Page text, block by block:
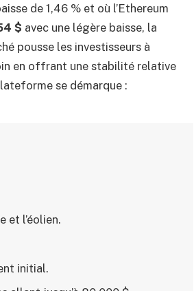
de 1,46 % et où l’Ethereum
$ avec une légère baisse, la
pousse les investisseurs à
en offrant une stabilité relative
se démarque :
et l’éolien.
initial.